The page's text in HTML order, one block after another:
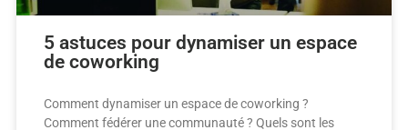
5 astuces pour dynamiser un espace
de coworking
Comment dynamiser un espace de coworking ?
Comment fédérer une communauté ? Quels sont les